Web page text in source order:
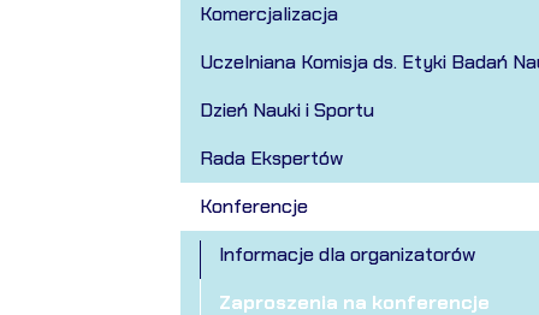
Komercjalizacja
Uczelniana Komisja ds. Etyki Badań
Dzień Nauki i Sportu
Rada Ekspertów
Konferencje
Informacje dla organizatorów
Zaproszenia na konferencje